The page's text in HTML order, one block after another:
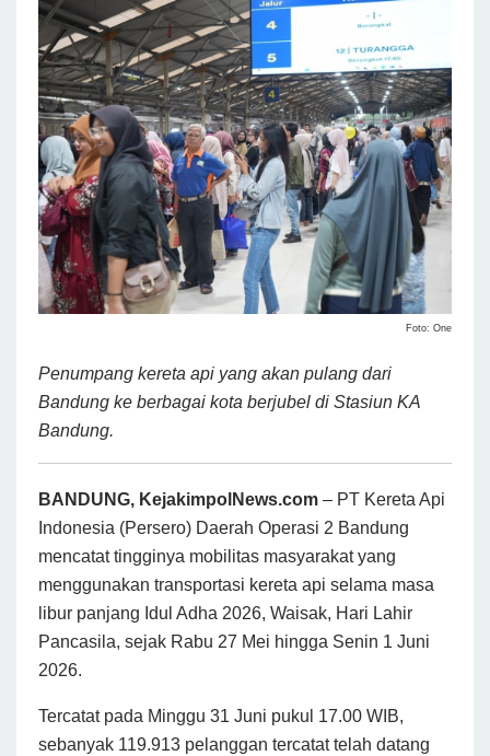
Foto: One
Penumpang kereta api yang akan pulang dari
Bandung ke berbagai kota berjubel di Stasiun KA
Bandung.
BANDUNG, KejakimpolNews.com – PT Kereta Api
Indonesia (Persero) Daerah Operasi 2 Bandung
mencatat tingginya mobilitas masyarakat yang
menggunakan transportasi kereta api selama masa
libur panjang Idul Adha 2026, Waisak, Hari Lahir
Pancasila, sejak Rabu 27 Mei hingga Senin 1 Juni
2026.
Tercatat pada Minggu 31 Juni pukul 17.00 WIB,
sebanyak 119.913 pelanggan tercatat telah datang